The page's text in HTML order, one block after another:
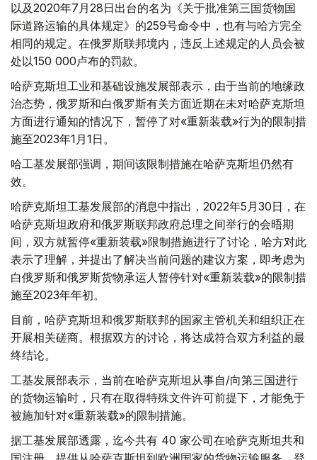
以及2020年7月28日出台的名为《关于批准第三国货物国
际道路运输的具体规定》的259号命令中，也有与哈方完全
相同的规定。在俄罗斯联邦境内，违反上述规定的人员会被
处以150 000卢布的罚款。
哈萨克斯坦工业和基础设施发展部表示，由于当前的地缘政
治态势，俄罗斯和白俄罗斯有关方面近期在未对哈萨克斯坦
方面进行通知的情况下，暂停了对«重新装载»行为的限制措
施至2023年1月1日。
哈工基发展部强调，期间该限制措施在哈萨克斯坦仍然有
效。
哈萨克斯坦工基发展部的消息中指出，2022年5月30日，在
哈萨克斯坦政府和俄罗斯联邦政府总理之间举行的会晤期
间，双方就暂停«重新装载»限制措施进行了讨论，哈方对此
表示了理解，并提出了解决当前问题的建议方案，即考虑为
白俄罗斯和俄罗斯货物承运人暂停针对«重新装载»的限制措
施至2023年年初。
目前，哈萨克斯坦和俄罗斯联邦的国家主管机关和组织正在
开展相关磋商。根据双方的讨论，将达成符合双方利益的最
终结论。
工基发展部表示，当前在哈萨克斯坦从事自/向第三国进行
的货物运输时，只有在取得特殊文件许可前提下，才能免于
被施加针对«重新装载»的限制措施。
据工基发展部透露，迄今共有 40 家公司在哈萨克斯坦共和